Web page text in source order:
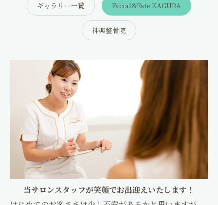
0774-26-8387
Facial&Este KAGURA
0774-26-8386
神楽整骨院
お問い合わせはこちら ご予約はこちら
Facial&Este KAGURA
京都府京田辺市興戸町田2
ギャラリー一覧 Facial&Este KAGURA
神楽整骨院
当サロンスタッフが笑顔でお出迎えいたします！